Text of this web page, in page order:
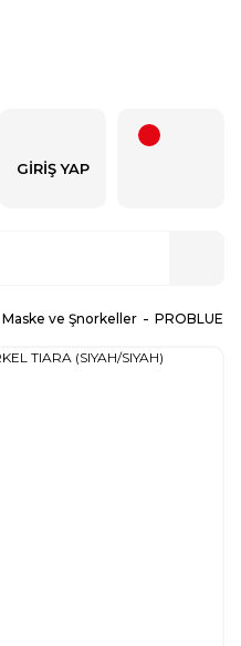
GIRIŞ YAP
Maske ve Şnorkeller PROBLUE